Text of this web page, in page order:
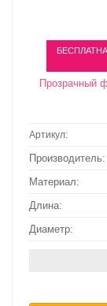
Прозрачный
Артикул:
Производитель:
Материал:
Длина:
Диаметр: